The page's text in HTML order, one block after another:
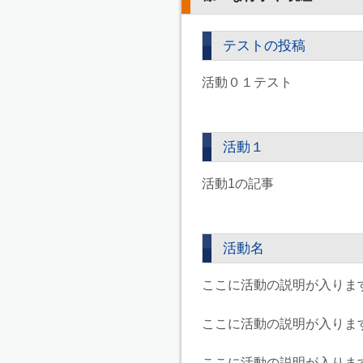
テストの投稿
活動０１テスト
活動１
活動1の記事
活動名
ここに活動の説明が入りま
ここに活動の説明が入りま